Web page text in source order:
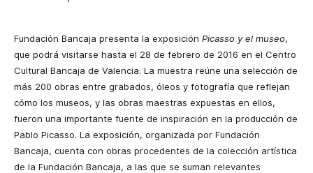
Fundación Bancaja presenta la exposición Picasso y el museo,
que podrá visitarse hasta el 28 de febrero de 2016 en el Centro
Cultural Bancaja de Valencia. La muestra reúne una selección de
más 200 obras entre grabados, óleos y fotografía que reflejan
cómo los museos, y las obras maestras expuestas en ellos,
fueron una importante fuente de inspiración en la producción de
Pablo Picasso. La exposición, organizada por Fundación
Bancaja, cuenta con obras procedentes de la colección artística
de la Fundación Bancaja, a las que se suman relevantes